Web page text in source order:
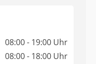
08:00 - 19:00 Uhr
08:00 - 18:00 Uhr